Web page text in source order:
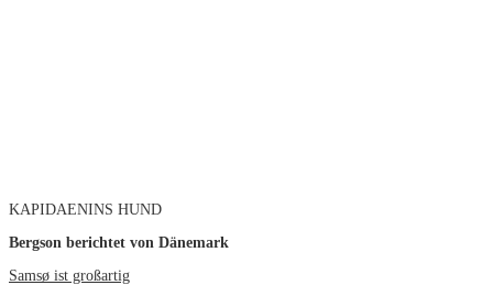
KAPIDAENINS HUND
Bergson berichtet von Dänemark
Samsø ist großartig